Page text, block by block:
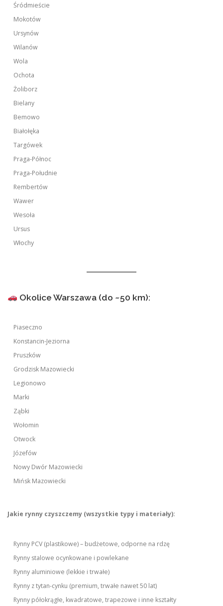
Śródmieście
Mokotów
Ursynów
Wilanów
Wola
Ochota
Żoliborz
Bielany
Bemowo
Białołęka
Targówek
Praga-Północ
Praga-Południe
Rembertów
Wawer
Wesoła
Ursus
Włochy
Okolice Warszawa (do ~50 km):
Piaseczno
Konstancin-Jeziorna
Pruszków
Grodzisk Mazowiecki
Legionowo
Marki
Ząbki
Wołomin
Otwock
Józefów
Nowy Dwór Mazowiecki
Mińsk Mazowiecki
Jakie rynny czyszczemy (wszystkie typy i materiały):
Rynny PCV (plastikowe) – budżetowe, odporne na rdzę
Rynny stalowe ocynkowane i powlekane
Rynny aluminiowe (lekkie i trwałe)
Rynny z tytan-cynku (premium, trwałe nawet 50 lat)
Rynny półokrągłe, kwadratowe, trapezowe i inne kształty